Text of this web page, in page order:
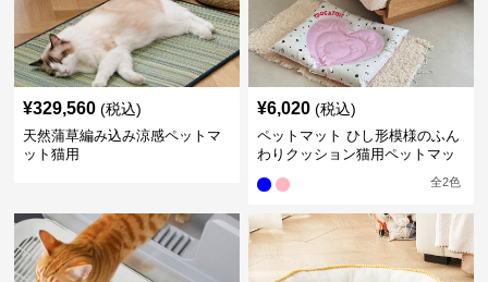
¥329,560 (税込)
天然蒲草編み込み涼感ペットマ
ット猫用
¥6,020 (税込)
ペットマット ひし形模様のふん
わりクッション猫用ペットマッ
全2色